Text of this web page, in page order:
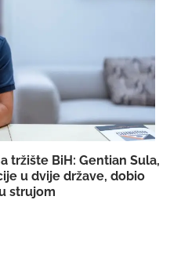
tržište BiH: Gentian Sula,
u dvije države, dobio
strujom